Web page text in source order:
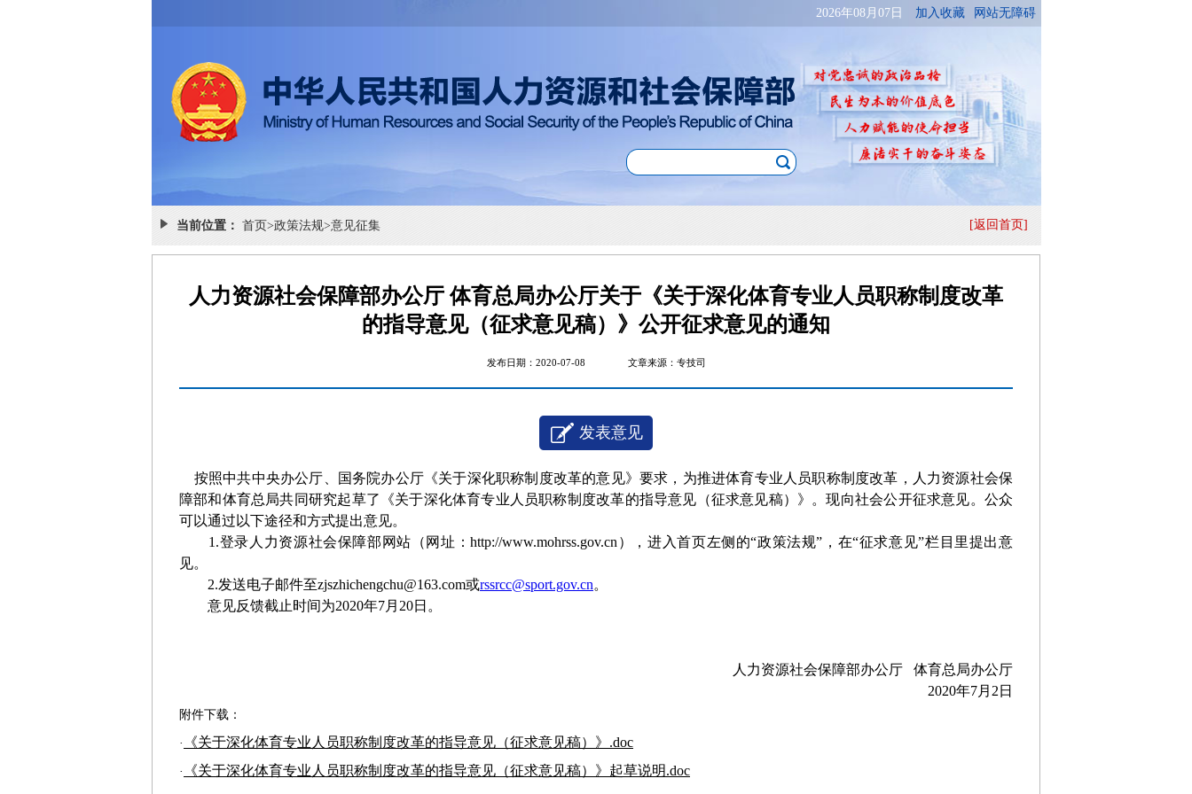
当前位置： 首页>政策法规>意见征集 [返回首页]
人力资源社会保障部办公厅 体育总局办公厅关于《关于深化体育专业人员职称制度改革
的指导意见（征求意见稿）》公开征求意见的通知
发布日期：2020-07-08 文章来源：专技司
发表意见
按照中共中央办公厅、国务院办公厅《关于深化职称制度改革的意见》要求，为推进体育专业人员职称制度改革，人力资源社会保
障部和体育总局共同研究起草了《关于深化体育专业人员职称制度改革的指导意见（征求意见稿）》。现向社会公开征求意见。公众
可以通过以下途径和方式提出意见。
1.登录人力资源社会保障部网站（网址：http://www.mohrss.gov.cn），进入首页左侧的“政策法规”，在“征求意见”栏目里提出意
见。
2.发送电子邮件至zjszhichengchu@163.com或rssrcc@sport.gov.cn。
意见反馈截止时间为2020年7月 20日。
人力资源社会保障部办公厅
体育总局办公厅
2020年7月2日
附件下载：
· 《关于深化体育专业人员职称制度改革的指导意见（征求意见稿）》.doc
· 《关于深化体育专业人员职称制度改革的指导意见（征求意见稿）》起草说明.doc